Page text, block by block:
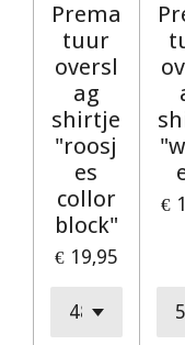
Prema
tuur
oversl
ag
shirtje
"roosj
es
collor
block"
€ 19,95
€